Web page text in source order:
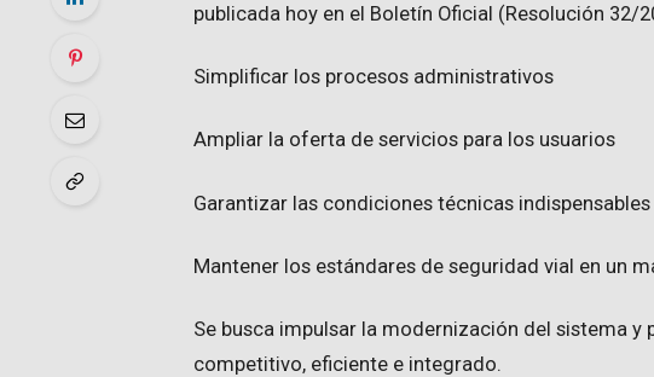
publicada hoy en el Boletín Oficial (Resolución 32/
Simplificar los procesos administrativos
Ampliar la oferta de servicios para los usuarios
Garantizar las condiciones técnicas indispensables
Mantener los estándares de seguridad vial en un
Se busca impulsar la modernización del sistema y
competitivo, eficiente e integrado.